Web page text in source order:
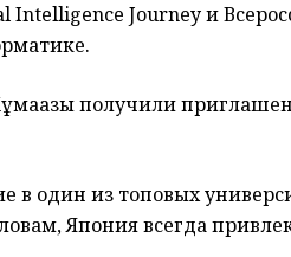
Intelligence Journey и
получили
в один из топовых
Япония всегда